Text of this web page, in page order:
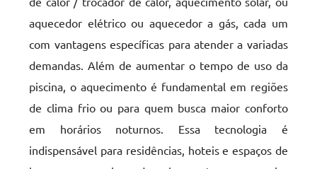
aquecedor elétrico ou aquecedor a gás, cada um
com vantagens específicas para atender a variadas
demandas. Além de aumentar o tempo de uso da
piscina, o aquecimento é fundamental em regiões
de clima frio ou para quem busca maior conforto
em horários noturnos. Essa tecnologia é
indispensável para residências, hoteis e espaços de